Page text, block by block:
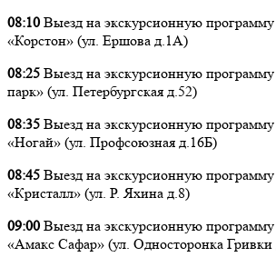
08:10 Выезд на экскурсионную
«Корстон» (ул. Ершова д.1А)
08:25 Выезд на экскурсионную
парк» (ул. Петербургская д.52)
08:35 Выезд на экскурсионную
«Ногай» (ул. Профсоюзная д.16Б)
08:45 Выезд на экскурсионную
«Кристалл» (ул. Р. Яхина д.8)
09:00 Выезд на экскурсионную
«Амакс Сафар» (ул. Односторонка Гривки